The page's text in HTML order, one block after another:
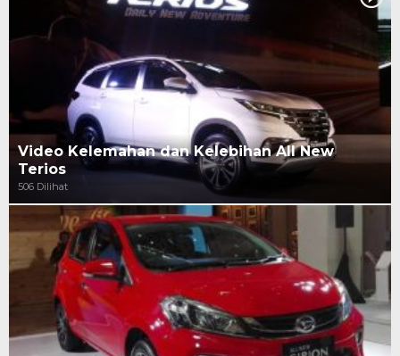
Video Kelemahan dan Kelebihan All New
Terios
506 Dilihat